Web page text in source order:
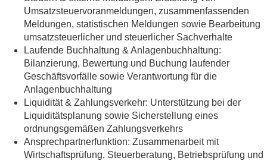
Umsatzsteuervoranmeldungen, zusammenfassenden
Meldungen, statistischen Meldungen sowie Bearbeitung
umsatzsteuerlicher und steuerlicher Sachverhalte
Laufende Buchhaltung & Anlagenbuchhaltung:
Bilanzierung, Bewertung und Buchung laufender
Geschäftsvorfälle sowie Verantwortung für die
Anlagenbuchhaltung
Liquidität & Zahlungsverkehr: Unterstützung bei der
Liquiditätsplanung sowie Sicherstellung eines
ordnungsgemäßen Zahlungsverkehrs
Ansprechpartnerfunktion: Zusammenarbeit mit
Wirtschaftsprüfung, Steuerberatung, Betriebsprüfung und